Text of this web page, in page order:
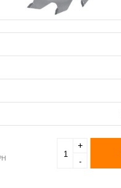
+
-